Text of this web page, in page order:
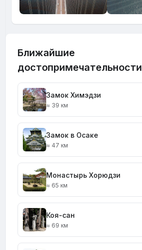
Ближайшие
достопримечательности
Замок Химэдзи
≈ 39 км
Замок в Осаке
≈ 47 км
Монастырь Хорюдзи
≈ 65 км
Коя-сан
≈ 69 км